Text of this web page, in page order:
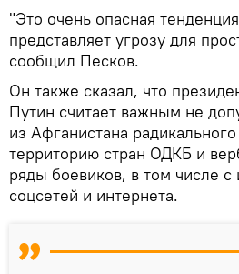
"Это очень опасная
представляет угрозу для
сообщил Песков.
Он также сказал, что
Путин считает важным не
из Афганистана
территорию стран ОДКБ и
ряды боевиков, в том числе с
соцсетей и интернета.